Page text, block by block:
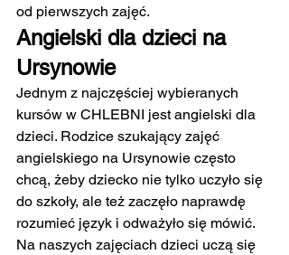
od pierwszych zajęć.
Angielski dla dzieci na
Ursynowie
Jednym z najczęściej wybieranych
kursów w CHLEBNI jest angielski dla
dzieci. Rodzice szukający zajęć
angielskiego na Ursynowie często
chcą, żeby dziecko nie tylko uczyło się
do szkoły, ale też zaczęło naprawdę
rozumieć język i odważyło się mówić.
Na naszych zajęciach dzieci uczą się